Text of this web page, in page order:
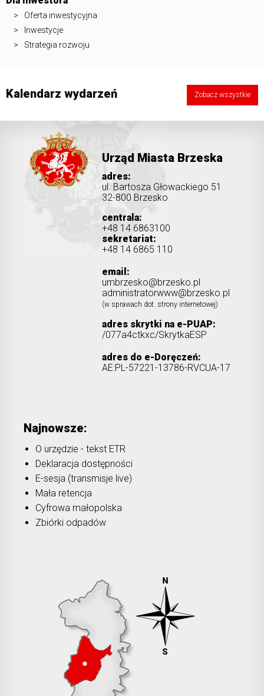
Oferta inwestycyjna
Inwestycje
Strategia rozwoju
Kalendarz wydarzeń Zobacz wszystkie
Najnowsze:
O urzędzie - tekst ETR
Deklaracja dostępności
E-sesja (transmisje live)
Mała retencja
Cyfrowa małopolska
Zbiórki odpadów
Urząd Miasta Brzeska
adres:
ul. Bartosza Głowackiego 51
32-800 Brzesko
centrala:
+48 14 6863100
sekretariat:
+48 14 6865 110
email:
umbrzesko@brzesko.pl
administratorwww@brzesko.pl
(w sprawach dot. strony internetowej)
adres skrytki na e-PUAP:
/077a4ctkxc/SkrytkaESP
adres do e-Doręczeń:
AE:PL-57221-13786-RVCUA-17